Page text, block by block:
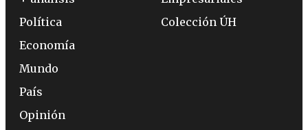
Política
Economía
Mundo
País
Opinión
Colección ÚH